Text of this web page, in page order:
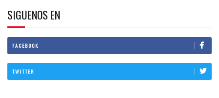
SIGUENOS EN
FACEBOOK
TWITTER